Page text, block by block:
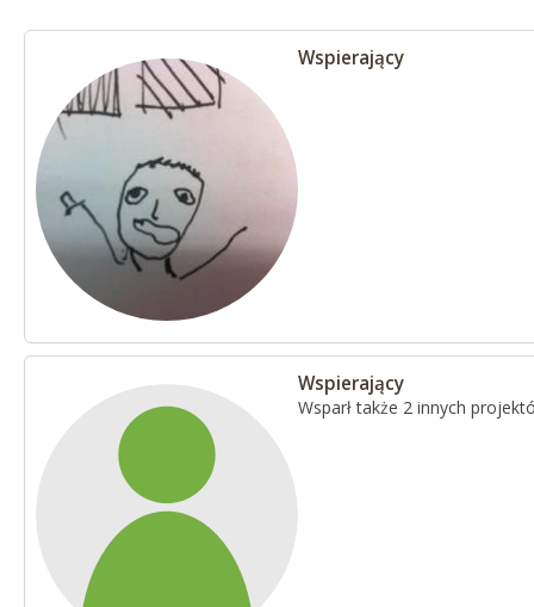
Wspierający
Wspierający
Wsparł także 2 innych